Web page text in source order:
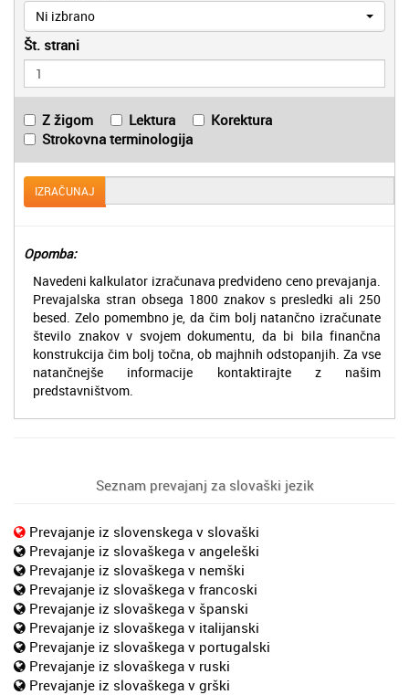
Ni izbrano
Št. strani
Z žigom Lektura
Korektura
Strokovna terminologija
IZRAČUNAJ
Opomba:
Navedeni kalkulator izračunava predvideno ceno prevajanja.
Prevajalska stran obsega 1800 znakov s presledki ali 250
besed. Zelo pomembno je, da čim bolj natančno izračunate
število znakov v svojem dokumentu, da bi bila finančna
konstrukcija čim bolj točna, ob majhnih odstopanjih. Za vse
natančnejše informacije kontaktirajte z našim
predstavništvom.
Seznam prevajanj za slovaški jezik
Prevajanje iz slovenskega v slovaški
Prevajanje iz slovaškega v angeleški
Prevajanje iz slovaškega v nemški
Prevajanje iz slovaškega v francoski
Prevajanje iz slovaškega v španski
Prevajanje iz slovaškega v italijanski
Prevajanje iz slovaškega v portugalski
Prevajanje iz slovaškega v ruski
Prevajanje iz slovaškega v grški